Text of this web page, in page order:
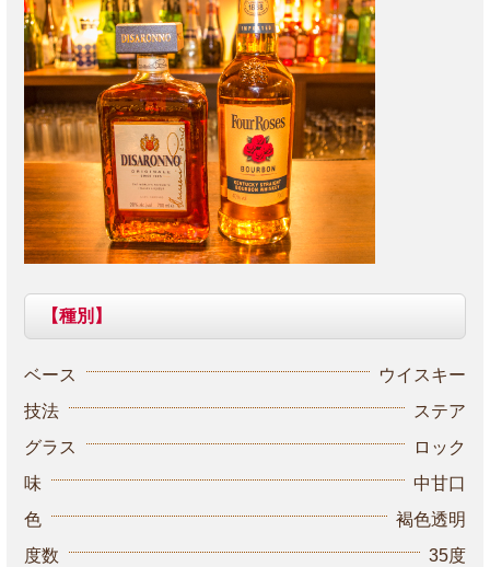
【種別】
ベース
ウイスキー
技法
ステア
グラス
ロック
味
中甘口
色
褐色透明
度数
35度